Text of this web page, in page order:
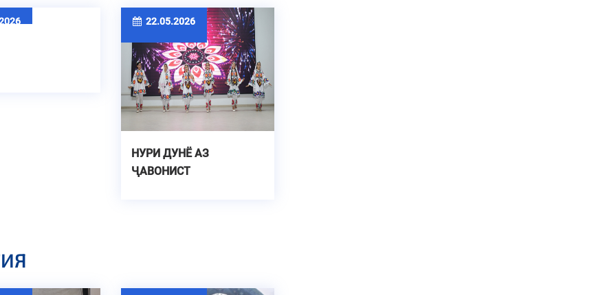
22.05.2026
НУРИ ДУНЁ АЗ
ҶАВОНИСТ